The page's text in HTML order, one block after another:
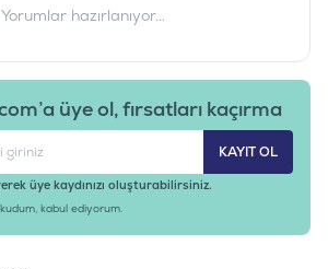
Yorumlar hazırlanıyor...
üye ol, fırsatları kaçırma
KAYIT OL
üye kaydınızı oluşturabilirsiniz.
kabul ediyorum.